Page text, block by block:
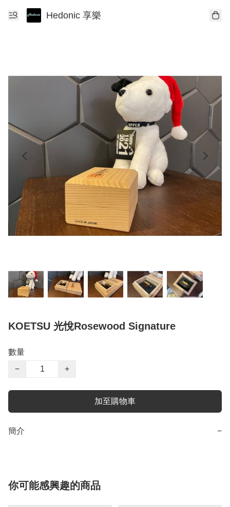
Hedonic 享樂
KOETSU 光悅Rosewood Signature
數量
−
+
加至購物車
簡介 −
你可能感興趣的商品